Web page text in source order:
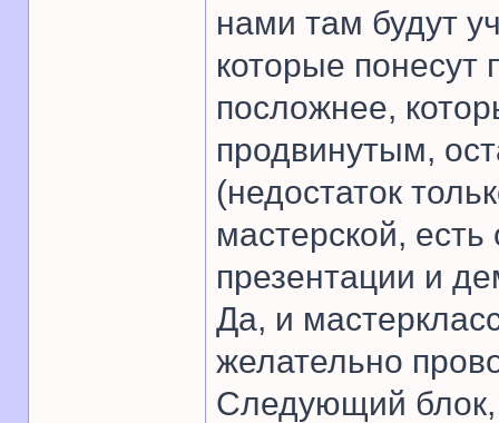
нами там будут
которые
посложнее,
продвинутым,
(недостаток
мастерской,
презентации и
Да, и
желательно
Следующий блок,